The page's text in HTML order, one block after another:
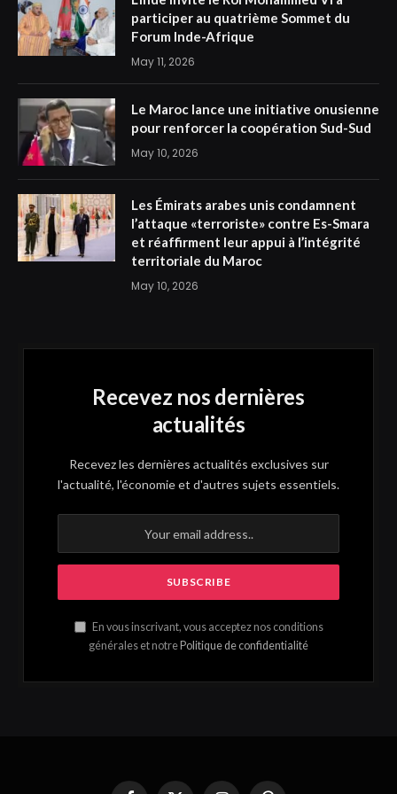
participer au quatrième Sommet du
Forum Inde-Afrique
May 11, 2026
Le Maroc lance une initiative onusienne
pour renforcer la coopération Sud-Sud
May 10, 2026
Les Émirats arabes unis condamnent
l’attaque «terroriste» contre Es-Smara
et réaffirment leur appui à l’intégrité
territoriale du Maroc
May 10, 2026
Recevez nos dernières
actualités
Recevez les dernières actualités exclusives sur
l'actualité, l'économie et d'autres sujets essentiels.
En vous inscrivant, vous acceptez nos conditions
générales et notre Politique de confidentialité